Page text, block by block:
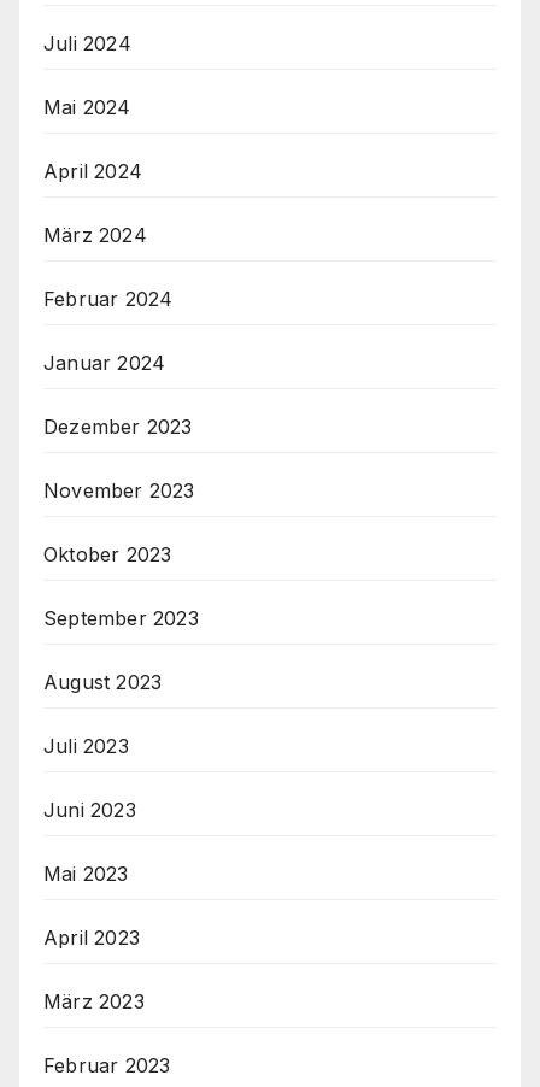
Juli 2024
Mai 2024
April 2024
März 2024
Februar 2024
Januar 2024
Dezember 2023
November 2023
Oktober 2023
September 2023
August 2023
Juli 2023
Juni 2023
Mai 2023
April 2023
März 2023
Februar 2023